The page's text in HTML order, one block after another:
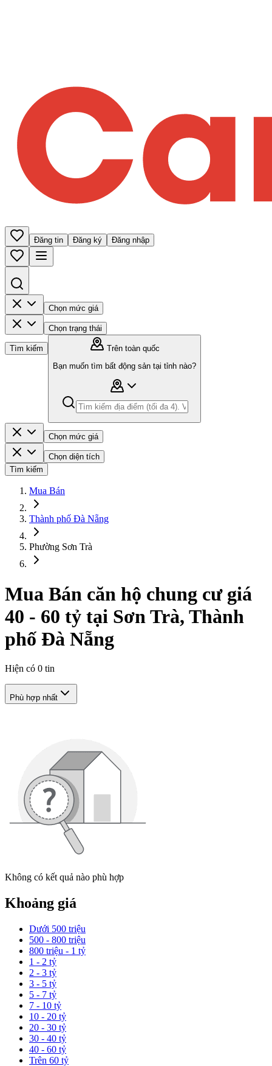
Đăng tin Đăng ký Đăng nhập
Chọn mức giá
Chọn trạng thái
Tìm kiếm
Trên toàn quốc
Bạn muốn tìm bất động sản tại tỉnh nào?
Chọn mức giá
Chọn diện tích
Tìm kiếm
Mua Bán
Thành phố Đà Nẵng
Phường Sơn Trà
Mua Bán căn hộ chung cư giá
40 - 60 tỷ tại Sơn Trà, Thành
phố Đà Nẵng
Hiện có 0 tin
Phù hợp nhất
Không có kết quả nào phù hợp
Khoảng giá
Dưới 500 triệu
500 - 800 triệu
800 triệu - 1 tỷ
1 - 2 tỷ
2 - 3 tỷ
3 - 5 tỷ
5 - 7 tỷ
7 - 10 tỷ
10 - 20 tỷ
20 - 30 tỷ
30 - 40 tỷ
40 - 60 tỷ
Trên 60 tỷ